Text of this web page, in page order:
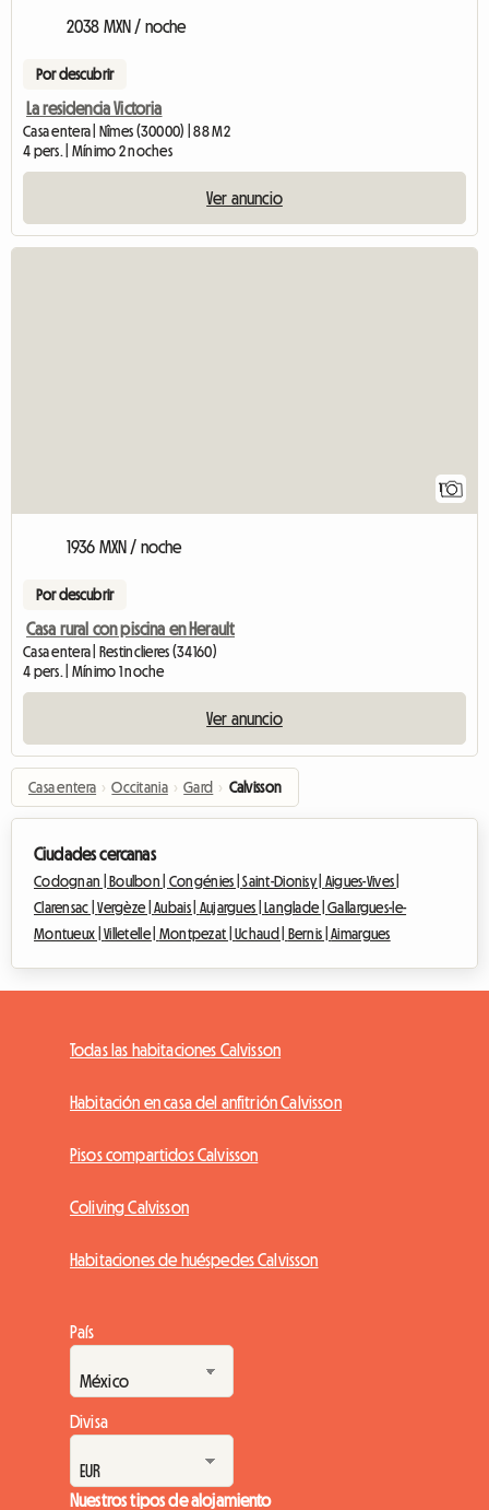
2038 MXN / noche
Por descubrir
La residencia Victoria
Casa entera | Nîmes (30000) | 88 M2
4 pers. | Mínimo 2 noches
Ver anuncio
1
1936 MXN / noche
Por descubrir
Casa rural con piscina en Herault
Casa entera | Restinclieres (34160)
4 pers. | Mínimo 1 noche
Ver anuncio
Casa entera › Occitania › Gard › Calvisson
Ciudades cercanas
Codognan |Boulbon | Congénies |Saint-Dionisy | Aigues-Vives |
Clarensac |Vergèze |Aubais | Aujargues |Langlade |Gallargues-le-
Montueux |Villetelle | Montpezat |Uchaud | Bernis |Aimargues
Todas las habitaciones Calvisson
Habitación en casa del anfitrión Calvisson
Pisos compartidos Calvisson
Coliving Calvisson
Habitaciones de huéspedes Calvisson
País
Divisa
Nuestros tipos de alojamiento